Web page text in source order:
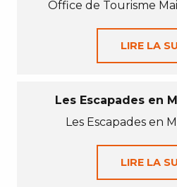
Office de Tourisme
LIRE LA
Les Escapades en
Les Escapades en
LIRE LA